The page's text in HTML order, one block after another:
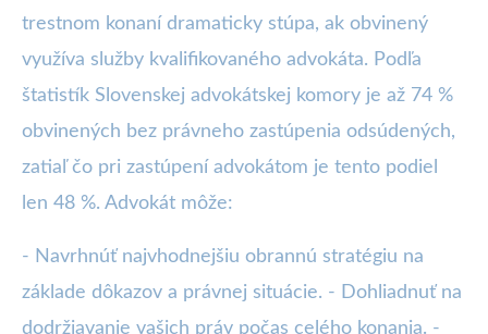
trestnom konaní dramaticky stúpa, ak obvinený
využíva služby kvalifikovaného advokáta. Podľa
štatistík Slovenskej advokátskej komory je až 74 %
obvinených bez právneho zastúpenia odsúdených,
zatiaľ čo pri zastúpení advokátom je tento podiel
len 48 %. Advokát môže:
- Navrhnúť najvhodnejšiu obrannú stratégiu na
základe dôkazov a právnej situácie. - Dohliadnuť na
dodržiavanie vašich práv počas celého konania. -